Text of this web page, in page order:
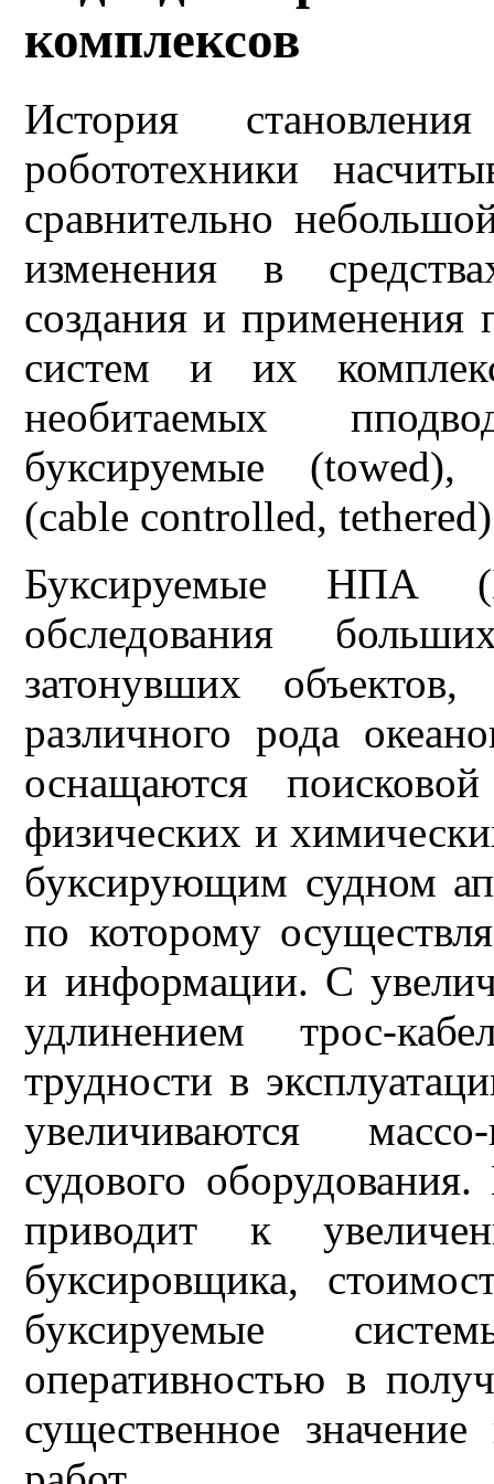
комплексов
История
робототехники
сравнительно
изменения в
создания и применения
систем и их
необитаемых
буксируемые (towed),
(cable controlled,
Буксируемые НПА
обследования
затонувших
различного рода
оснащаются
физических и
буксирующим судном
по которому
и информации. С
удлинением трос-
трудности в
увеличиваются
судового
приводит к
буксировщика,
буксируемые
оперативностью в
существенное